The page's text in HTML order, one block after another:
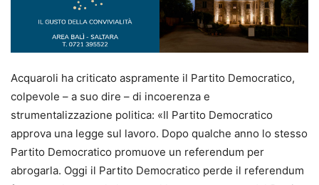
Acquaroli ha criticato aspramente il Partito Democratico,
colpevole – a suo dire – di incoerenza e
strumentalizzazione politica: «Il Partito Democratico
approva una legge sul lavoro. Dopo qualche anno lo stesso
Partito Democratico promuove un referendum per
abrogarla. Oggi il Partito Democratico perde il referendum